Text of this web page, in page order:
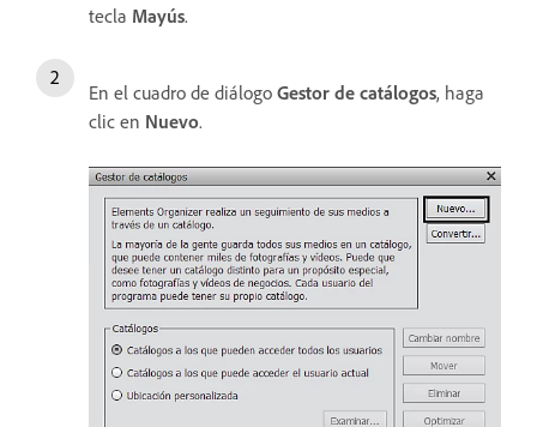
tecla Mayús.
En el cuadro de diálogo Gestor de catálogos, haga
clic en Nuevo.